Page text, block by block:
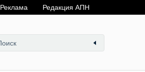
Реклама Редакция АПН